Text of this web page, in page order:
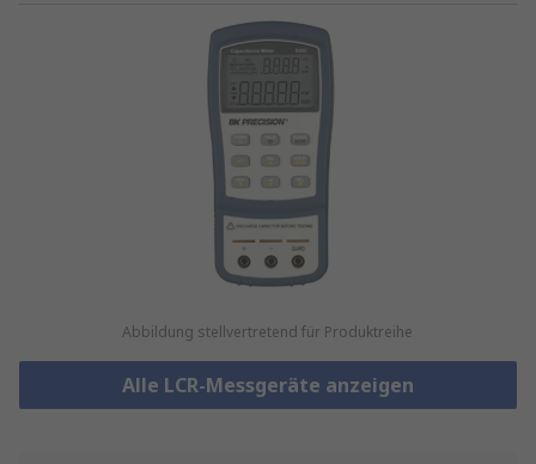
Abbildung stellvertretend für Produktreihe
Alle LCR-Messgeräte anzeigen